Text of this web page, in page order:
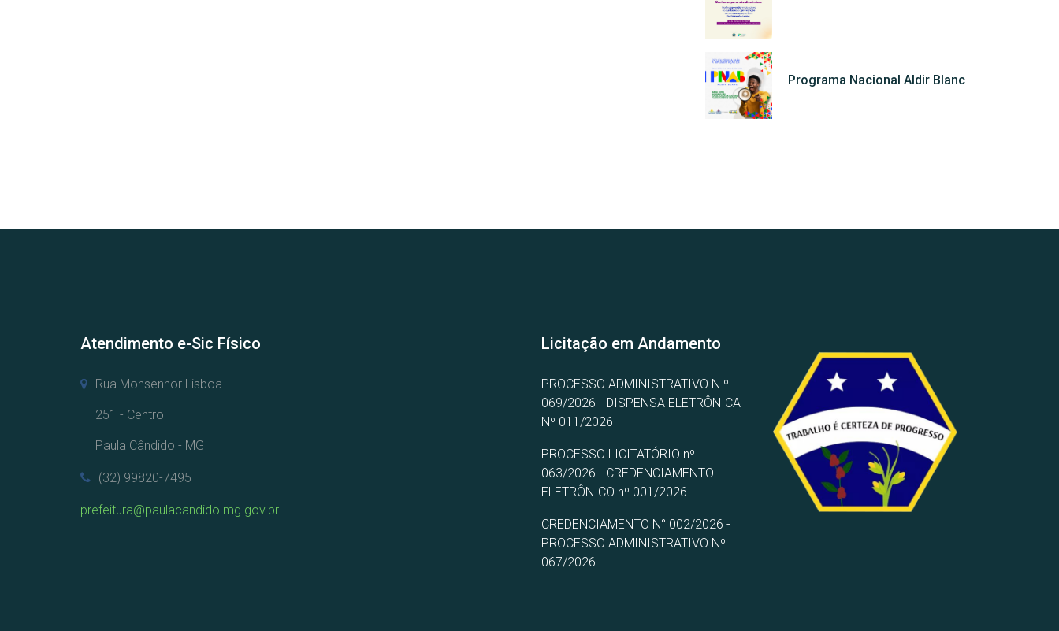
Programa Nacional Aldir Blanc
Atendimento e-Sic Físico
Rua Monsenhor Lisboa
251 - Centro
Paula Cândido - MG
(32) 99820-7495
prefeitura@paulacandido.mg.gov.br
Licitação em Andamento
PROCESSO ADMINISTRATIVO N.º
069/2026 - DISPENSA ELETRÔNICA
Nº 011/2026
PROCESSO LICITATÓRIO nº
063/2026 - CREDENCIAMENTO
ELETRÔNICO nº 001/2026
CREDENCIAMENTO N° 002/2026 -
PROCESSO ADMINISTRATIVO Nº
067/2026